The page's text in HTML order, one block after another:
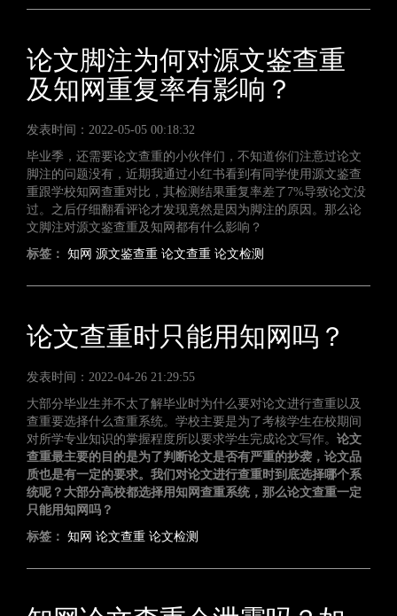
论文脚注为何对源文鉴查重
及知网重复率有影响？
发表时间：2022-05-05 00:18:32
毕业季，还需要论文查重的小伙伴们，不知道你们注意过论文
脚注的问题没有，近期我通过小红书看到有同学使用源文鉴查
重跟学校知网查重对比，其检测结果重复率差了7%导致论文没
过。之后仔细翻看评论才发现竟然是因为脚注的原因。那么论
文脚注对源文鉴查重及知网都有什么影响？
标签： 知网 源文鉴查重 论文查重 论文检测
论文查重时只能用知网吗？
发表时间：2022-04-26 21:29:55
大部分毕业生并不太了解毕业时为什么要对论文进行查重以及
查重要选择什么查重系统。学校主要是为了考核学生在校期间
对所学专业知识的掌握程度所以要求学生完成论文写作。 论文
查重最主要的目的是为了判断论文是否有严重的抄袭，论文品
质也是有一定的要求。我们对论文进行查重时到底选择哪个系
统呢？大部分高校都选择用知网查重系统，那么论文查重一定
只能用知网吗？
标签： 知网 论文查重 论文检测